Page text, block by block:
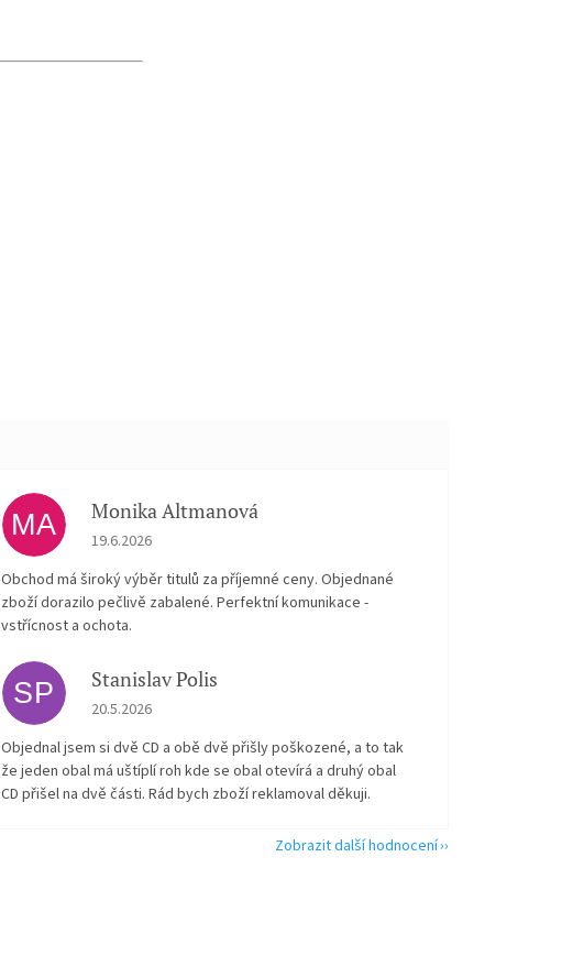
MA Monika Altmanová
Hodnocení obchodu je 5 z 5 hvězdiček.
19.6.2026
Obchod má široký výběr titulů za příjemné ceny. Objednané
zboží dorazilo pečlivě zabalené. Perfektní komunikace -
vstřícnost a ochota.
SP Stanislav Polis
Hodnocení obchodu je 2 z 5 hvězdiček.
20.5.2026
Objednal jsem si dvě CD a obě dvě přišly poškozené, a to tak
že jeden obal má uštíplí roh kde se obal otevírá a druhý obal
CD přišel na dvě části. Rád bych zboží reklamoval děkuji.
Zobrazit další hodnocení